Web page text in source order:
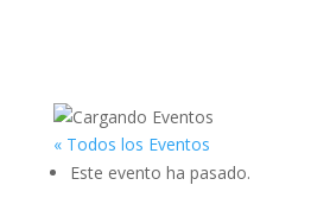
« Todos los Eventos
Este evento ha pasado.